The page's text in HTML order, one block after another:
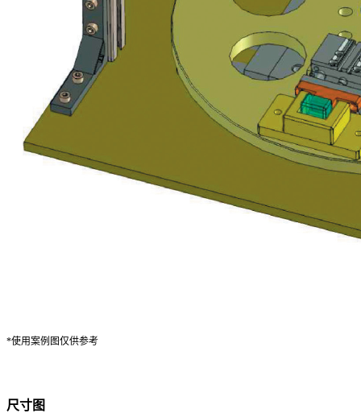
*使用案例图仅供参考
尺寸图